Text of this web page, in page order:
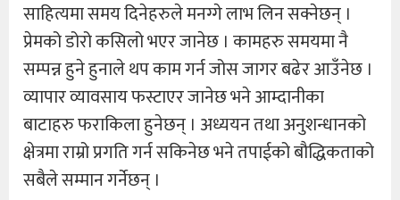
साहित्यमा समय दिनेहरुले मनग्गे लाभ लिन सक्नेछन् ।
प्रेमको डोरो कसिलो भएर जानेछ । कामहरु समयमा नै
सम्पन्न हुने हुनाले थप काम गर्न जोस जागर बढेर आउँनेछ ।
व्यापार व्यावसाय फस्टाएर जानेछ भने आम्दानीका
बाटाहरु फराकिला हुनेछन् । अध्ययन तथा अनुशन्धानको
क्षेत्रमा राम्रो प्रगति गर्न सकिनेछ भने तपाईको बौद्धिकताको
सबैले सम्मान गर्नेछन् ।